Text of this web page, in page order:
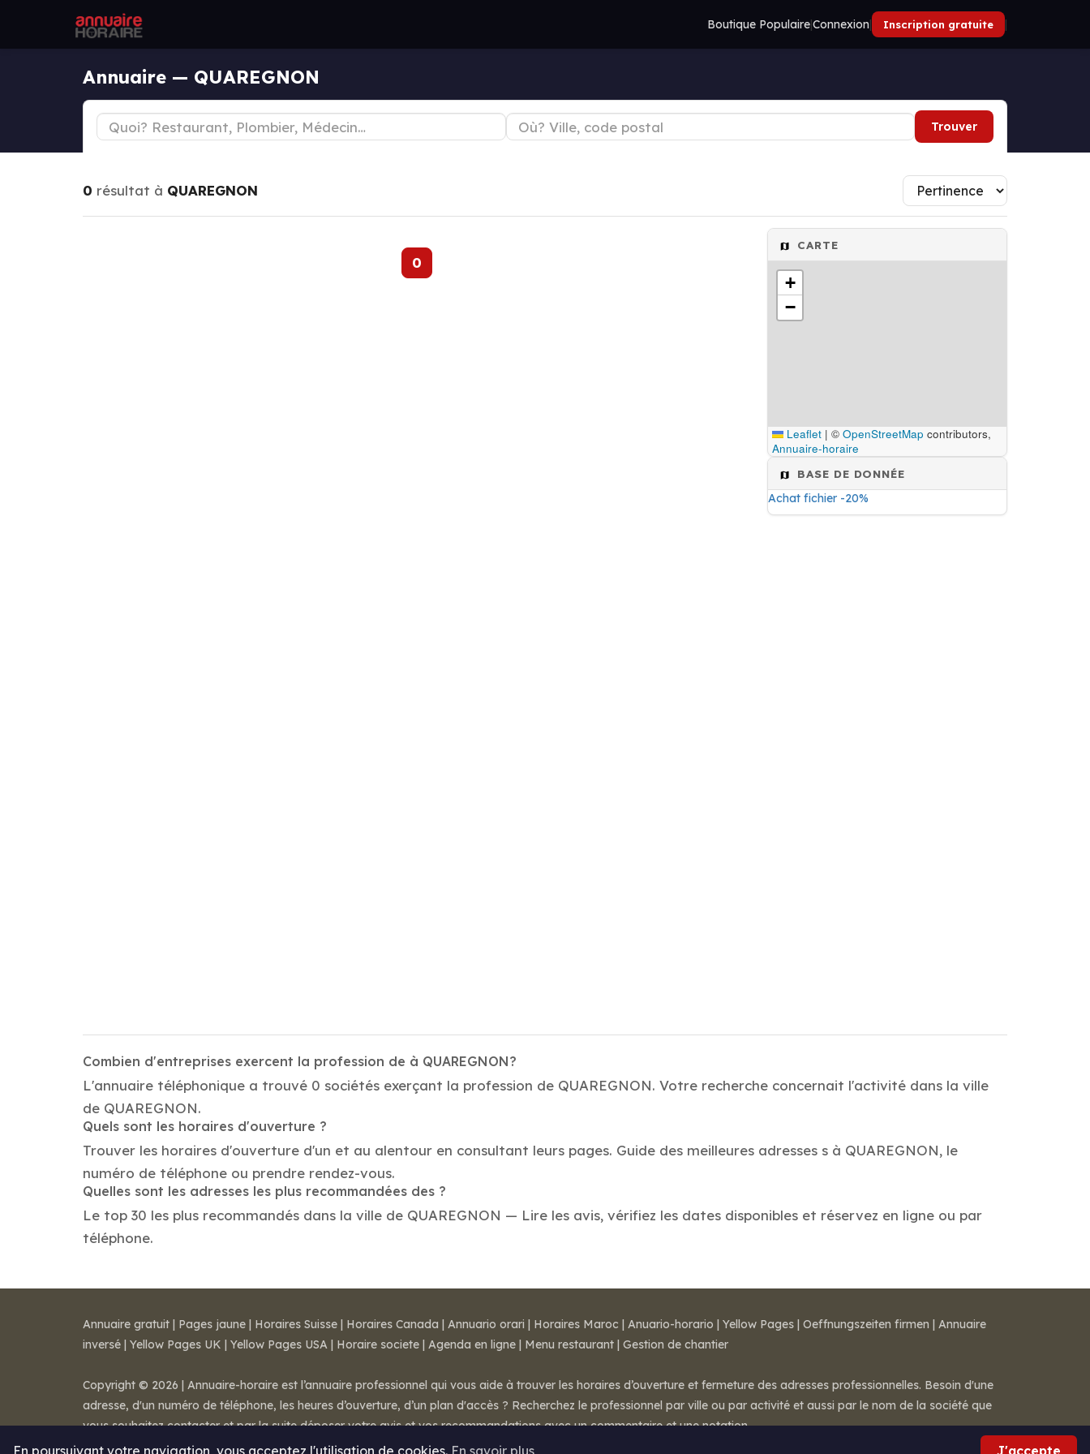
Boutique Populaire|Connexion| Inscription gratuite |
Annuaire — QUAREGNON
Trouver
0 résultat à QUAREGNON
0
CARTE
+
−
Leaflet | © OpenStreetMap contributors,
Annuaire-horaire
BASE DE DONNÉE
Achat fichier -20%
Combien d'entreprises exercent la profession de à QUAREGNON?
L'annuaire téléphonique a trouvé 0 sociétés exerçant la profession de QUAREGNON. Votre recherche concernait l'activité dans la ville
de QUAREGNON.
Quels sont les horaires d'ouverture ?
Trouver les horaires d'ouverture d'un et au alentour en consultant leurs pages. Guide des meilleures adresses s à QUAREGNON, le
numéro de téléphone ou prendre rendez-vous.
Quelles sont les adresses les plus recommandées des ?
Le top 30 les plus recommandés dans la ville de QUAREGNON — Lire les avis, vérifiez les dates disponibles et réservez en ligne ou par
téléphone.
En poursuivant votre navigation, vous acceptez l'utilisation de cookies. En savoir plus J'accepte
Annuaire gratuit | Pages jaune | Horaires Suisse | Horaires Canada | Annuario orari | Horaires Maroc | Anuario-horario | Yellow Pages | Oeffnungszeiten firmen | Annuaire
inversé | Yellow Pages UK | Yellow Pages USA | Horaire societe | Agenda en ligne | Menu restaurant | Gestion de chantier
Copyright © 2026 | Annuaire-horaire est l’annuaire professionnel qui vous aide à trouver les horaires d’ouverture et fermeture des adresses professionnelles. Besoin d'une
adresse, d'un numéro de téléphone, les heures d’ouverture, d’un plan d'accès ? Recherchez le professionnel par ville ou par activité et aussi par le nom de la société que
vous souhaitez contacter et par la suite déposer votre avis et vos recommandations avec un commentaire et une notation.
Mentions légales-Conditions de ventes- Contact